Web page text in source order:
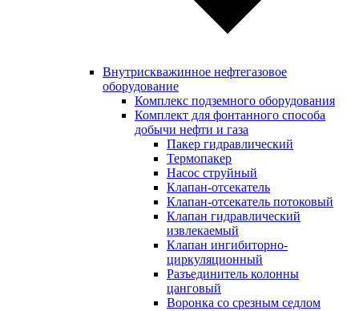
Внутрискважинное нефтегазовое
оборудование
Комплекс подземного оборудования
Комплект для фонтанного способа
добычи нефти и газа
Пакер гидравлический
Термопакер
Насос струйный
Клапан-отсекатель
Клапан-отсекатель потоковый
Клапан гидравлический
извлекаемый
Клапан ингибиторно-
циркуляционный
Разъединитель колонны
цанговый
Воронка со срезным седлом